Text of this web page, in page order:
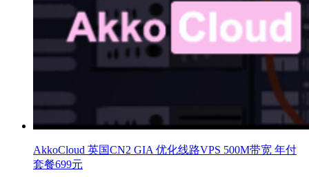
AkkoCloud 英国CN2 GIA 优化线路VPS 500M带宽 年付
套餐699元